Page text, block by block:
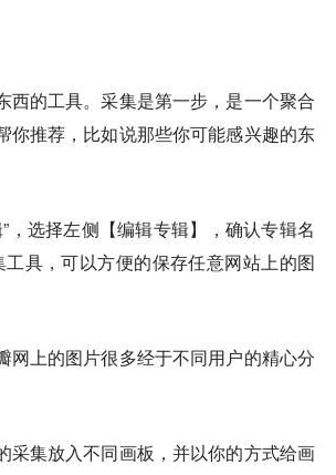
的工具。采集是第一步，是一个聚合
你推荐，比如说那些你可能感兴趣的东
选择左侧【编辑专辑】，确认专辑名
具，可以方便的保存任意网站上的图
上的图片很多经于不同用户的精心分
采集放入不同画板，并以你的方式给画